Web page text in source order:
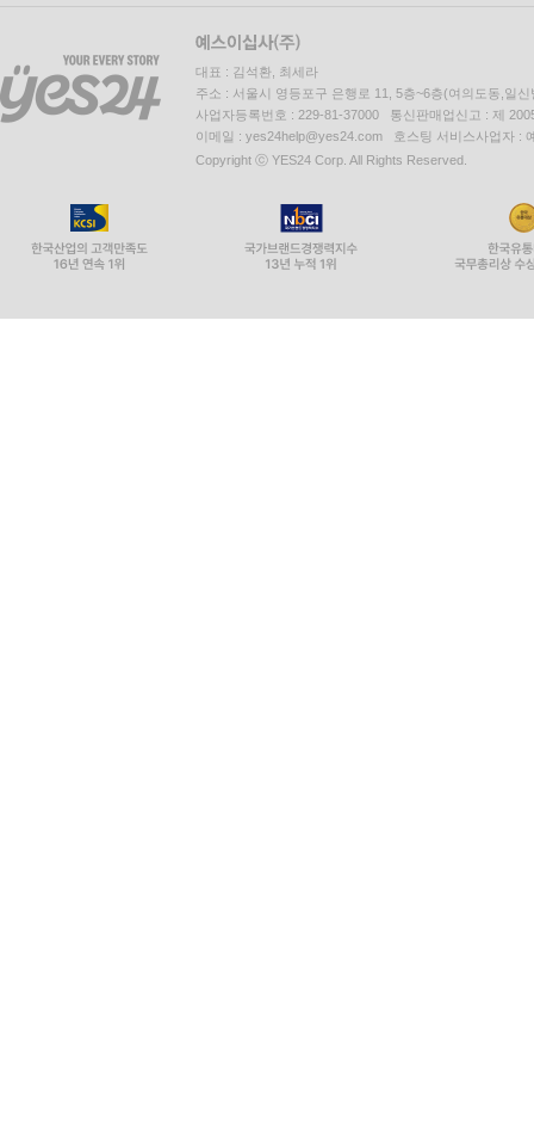
대표 : 김석환, 최세라
주소 : 서울시 영등포구 은행로 11, 5층~6층(여의도동,일신
사업자등록번호 : 229-81-37000 통신판매업신고 : 제
이메일 : yes24help@yes24.com 호스팅 서비스사업자 :
Copyright ⓒ YES24 Corp. All Rights Reserved.